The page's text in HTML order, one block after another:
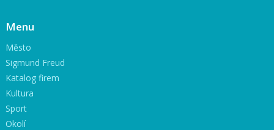
Menu
Město
Sigmund Freud
Katalog firem
Kultura
Sport
Okolí